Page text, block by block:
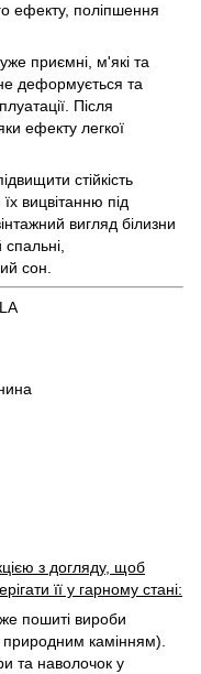
ефекту, поліпшення
приємні, м'які та
деформується та
Після
ефекту легкої
стійкість
вицвітанню під
вигляд білизни
сон.
з догляду, щоб
її у гарному стані:
пошиті вироби
природним камінням).
та наволочок у